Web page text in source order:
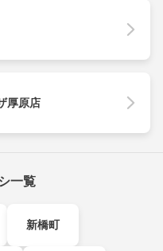
厚原店
一覧
新橋町